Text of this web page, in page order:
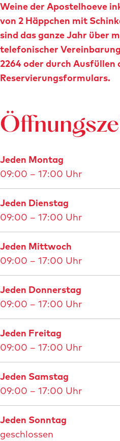
Weine der Apostelhoeve
von 2 Häppchen mit
sind das ganze Jahr über
telefonischer
2264 oder durch Ausfüllen
Reservierungsformulars.
Jeden Montag
09:00 – 17:00 Uhr
Jeden Dienstag
09:00 – 17:00 Uhr
Jeden Mittwoch
09:00 – 17:00 Uhr
Jeden Donnerstag
09:00 – 17:00 Uhr
Jeden Freitag
09:00 – 17:00 Uhr
Jeden Samstag
09:00 – 17:00 Uhr
Jeden Sonntag
geschlossen